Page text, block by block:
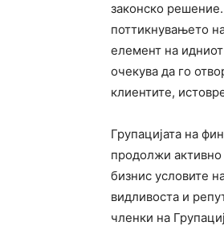
законско решение.
поттикнувањето
елемент на
очекува да го
клиентите,
Групацијата на
продолжи
бизнис условите
видливоста и
членки на